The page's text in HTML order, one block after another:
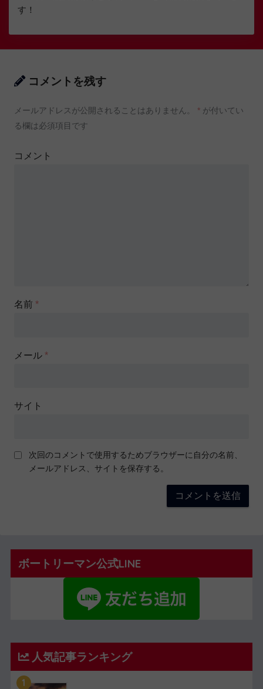
す！
コメントを残す
メールアドレスが公開されることはありません。 * が付いてい
る欄は必須項目です
コメント
名前 *
メール *
サイト
次回のコメントで使用するためブラウザーに自分の名前、
メールアドレス、サイトを保存する。
ボートリーマン公式LINE
人気記事ランキング
1